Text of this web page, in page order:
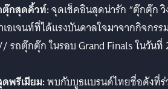
กสุดคิ้วท์:จุดเช็คอินสุดน่ารัก “ตุ๊กตุ๊ก วิ
เอเจนท์ที่ได้แรงบันดาลใจมาจากกิจกรร
รถตุ๊กตุ๊ก ในรอบ Grand Finals ในวันที่
พรีเมียม:พบกับบูธแบรนด์ไทยชื่อดังที่ร่